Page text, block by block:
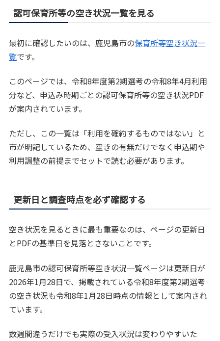
認可保育所等の空き状況一覧を見る
最初に確認したいのは、鹿児島市の保育所等空き状況一
覧です。
このページでは、令和8年度第2期選考の令和8年4月利用
分など、申込み時期ごとの認可保育所等の空き状況PDF
が案内されています。
ただし、この一覧は「利用を確約するものではない」と
市が明記しているため、空きの有無だけでなく申込期や
利用調整の前提までセットで読む必要があります。
更新日と調査時点を必ず確認する
空き状況を見るときに最も重要なのは、ページの更新日
とPDFの基準日を見落とさないことです。
鹿児島市の認可保育所等空き状況一覧ページは更新日が
2026年1月28日で、掲載されている令和8年度第2期選考
の空き状況も令和8年1月28日時点の情報として案内され
ています。
数週間違うだけでも実際の受入状況は変わりやすいた